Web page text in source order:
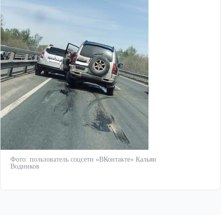
Фото: пользователь соцсети «ВКонтакте» Кальян
Водников